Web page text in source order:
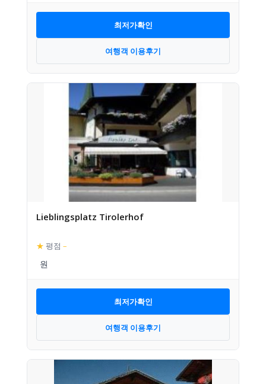
최저가확인
여행객 이용후기
Lieblingsplatz Tirolerhof
★ 평점 –
최저가확인
여행객 이용후기